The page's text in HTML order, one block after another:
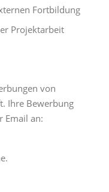
Fortbildung
Projektarbeit
von
Ihre Bewerbung
Email an: